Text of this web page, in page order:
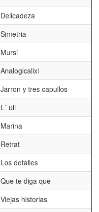
Delicadeza
Simetria
Mursi
Analogicalixi
Jarron y tres capullos
L´ ull
Marina
Retrat
Los detalles
Que te diga que
Viejas historias